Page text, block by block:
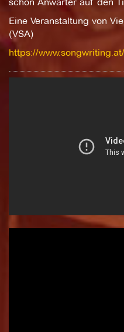
Eine Veranstaltung von
(VSA)
https://www.songwriting.at/